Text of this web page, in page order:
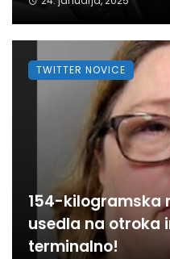
154-kilogramska
usedla na otroka
terminalno!
TWITTER NOVICE